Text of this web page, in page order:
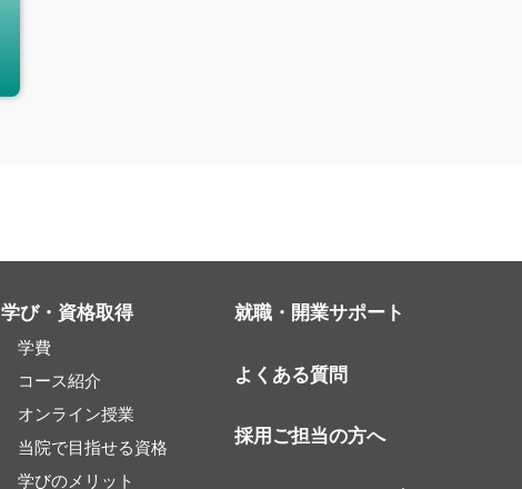
学び・資格取得
学費
コース紹介
オンライン授業
当院で目指せる資格
学びのメリット
就職・開業サポート
よくある質問
採用ご担当の方へ